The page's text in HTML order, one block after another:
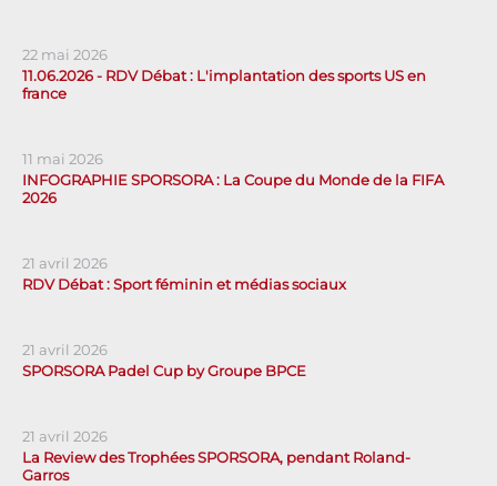
22 mai 2026
11.06.2026 - RDV Débat : L'implantation des sports US en
france
11 mai 2026
INFOGRAPHIE SPORSORA : La Coupe du Monde de la FIFA
2026
21 avril 2026
RDV Débat : Sport féminin et médias sociaux
21 avril 2026
SPORSORA Padel Cup by Groupe BPCE
21 avril 2026
La Review des Trophées SPORSORA, pendant Roland-
Garros